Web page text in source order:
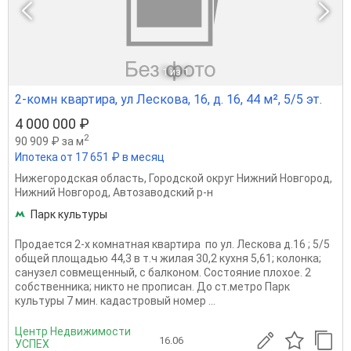
1 из 1
2-комн квартира, ул Лескова, 16, д. 16, 44 м², 5/5 эт.
4 000 000 ₽
90 909 ₽ за м2
Ипотека от 17 651 ₽ в месяц
Нижегородская область, Городской округ Нижний Новгород,
Нижний Новгород, Автозаводский р-н
Парк культуры
Продается 2-х комнатная квартира по ул. Лескова д.16 ; 5/5
общей площадью 44,3 в т.ч жилая 30,2 кухня 5,61; колонка;
санузел совмещенный, с балконом. Состояние плохое. 2
собственника; никто не прописан. До ст.метро Парк
культуры 7 мин. кадастровый номер ...
Центр Недвижимости
УСПЕХ
16.06